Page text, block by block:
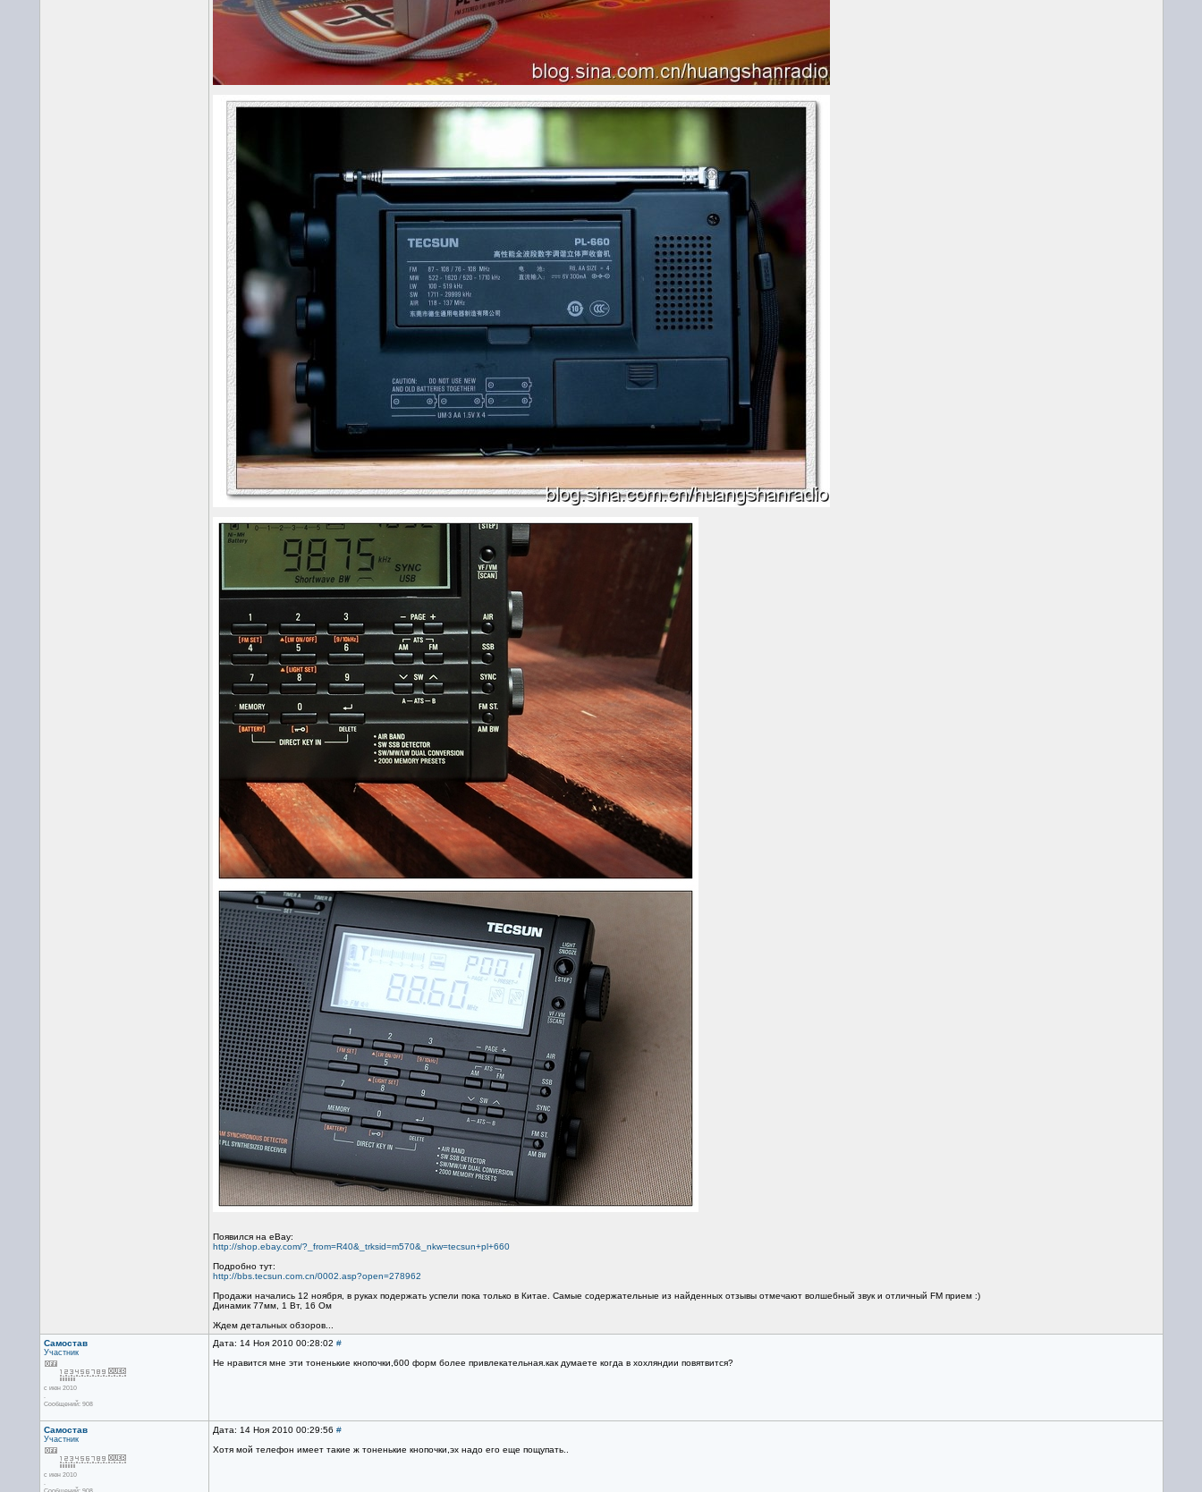
Появился на eBay:
http://shop.ebay.com/?_from=R40&_trksid=m570&_nkw=tecsun+pl+660
Подробно тут:
http://bbs.tecsun.com.cn/0002.asp?open=278962
Продажи начались 12 ноября, в руках подержать успели пока только в Китае. Самые содержательные из найденных отзывы отмечают волшебный звук и отличный FM прием :)
Динамик 77мм, 1 Вт, 16 Ом
Ждем детальных обзоров...
Самостав
Участник
с июн 2010
.
Сообщений: 908
Дата: 14 Ноя 2010 00:28:02 #
Не нравится мне эти тоненькие кнопочки,600 форм более привлекательная.как думаете когда в хохляндии повятвится?
Самостав
Участник
с июн 2010
.
Дата: 14 Ноя 2010 00:29:56 #
Хотя мой телефон имеет такие ж тоненькие кнопочки,эх надо его еще пощупать..